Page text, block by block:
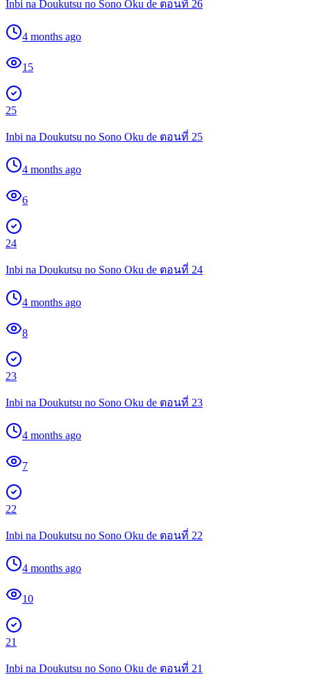
Inbi na Doukutsu no Sono Oku de ตอนที่ 26
4 months ago
15
25
Inbi na Doukutsu no Sono Oku de ตอนที่ 25
4 months ago
6
24
Inbi na Doukutsu no Sono Oku de ตอนที่ 24
4 months ago
8
23
Inbi na Doukutsu no Sono Oku de ตอนที่ 23
4 months ago
7
22
Inbi na Doukutsu no Sono Oku de ตอนที่ 22
4 months ago
10
21
Inbi na Doukutsu no Sono Oku de ตอนที่ 21